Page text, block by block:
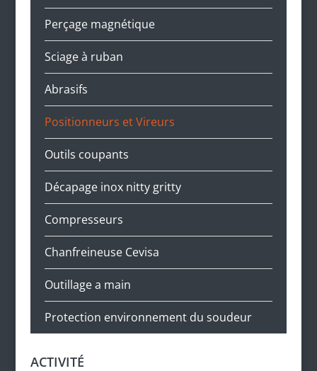
Perçage magnétique
Sciage à ruban
Abrasifs
Positionneurs et Vireurs
Outils coupants
Décapage inox nitty gritty
Compresseurs
Chanfreineuse Cevisa
Outillage a main
Protection environnement du soudeur
ACTIVITÉ